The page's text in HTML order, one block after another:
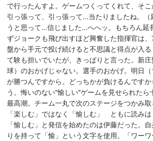
で行ったんすよ。ゲームつくってくれて、そ
引っ張って、引っ張って...当たりましたね。（
うと思って...信じました...へへッ。もちろん延
ずジョークも飛び出すほど興奮した指揮官は
盤から手元で投げ続けると不思議と得点が入
て験も担いでいたが、きっぱりと言った。新
球）のおかげじゃない。選手のおかげ。明日
が勝つんですから。どっちかが負けるんです
う。悔いのない"愉しい"ゲームを見せられたら
最高潮。チーム一丸で次のステージをつかみ取
「楽しむ」ではなく「愉しむ」 ともに読みは
「愉しむ」と発信を始めたのは伊藤だった。
りを持って「愉」という文字を使用。「ワー